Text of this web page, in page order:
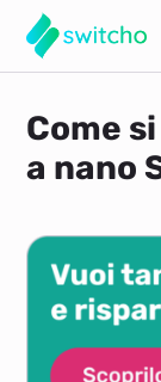
Come
a nano